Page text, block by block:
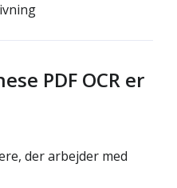
PDF OCR er
der arbejder med